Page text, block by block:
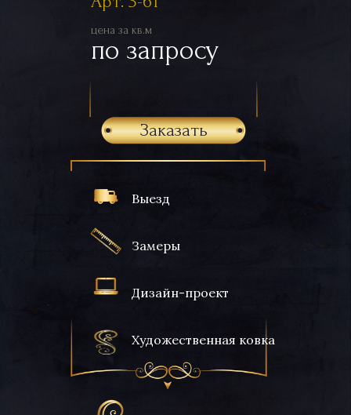
Выезд
Замеры
Дизайн-проект
Художественная ковка
цена за кв.м
по запросу
Заказать